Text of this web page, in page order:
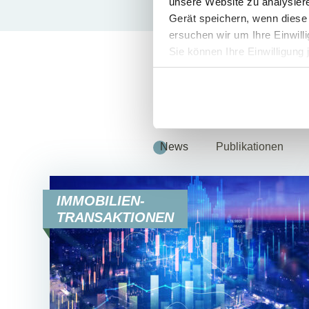
Gerät speichern, wenn
ersuchen wir um Ihre
Sie können Ihre
News Publikationen
IMMOBILIEN-
TRANSAKTIONEN